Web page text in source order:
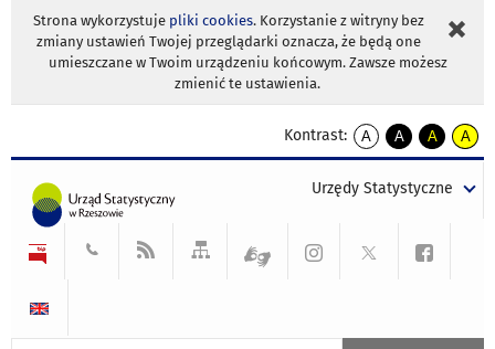
Strona wykorzystuje pliki cookies. Korzystanie z witryny bez
zmiany ustawień Twojej przeglądarki oznacza, że będą one
umieszczane w Twoim urządzeniu końcowym. Zawsze możesz
zmienić te ustawienia.
Kontrast:
A
kontrast
A
kontrast
tekst
czarnym
A
kontrast
tekst
czarnym
A
tekst
żółtym
Urzędy Statystyczne